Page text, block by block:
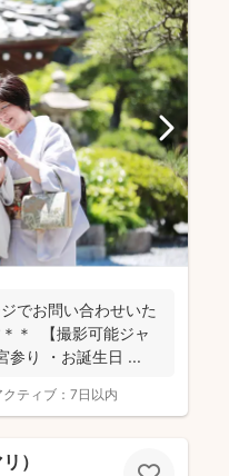
でお問い合わせいた
＊ 【撮影可能ジャ
参り ・お誕生日 ...
ティブ： 7日以内
）